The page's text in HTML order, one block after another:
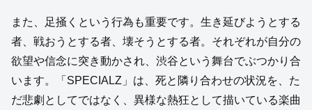
また、足掻くという行為も重要です。生き延びようとする
者、戦おうとする者、壊そうとする者。それぞれが自分の
欲望や信念に突き動かされ、渋谷という舞台でぶつかり合
います。「SPECIALZ」は、死と隣り合わせの状況を、た
だ悲劇としてではなく、異様な熱狂として描いている楽曲